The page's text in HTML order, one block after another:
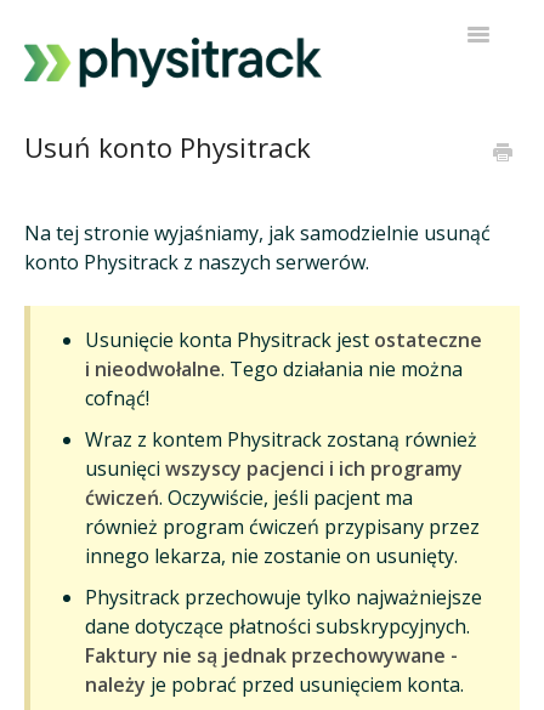
Przełącz
Kontakt z pomocą techniczną
Usuń konto Physitrack
Na tej stronie wyjaśniamy, jak samodzielnie usunąć
konto Physitrack z naszych serwerów.
Usunięcie konta Physitrack jest ostateczne
i nieodwołalne. Tego działania nie można
cofnąć!
Wraz z kontem Physitrack zostaną również
usunięci wszyscy pacjenci i ich programy
ćwiczeń. Oczywiście, jeśli pacjent ma
również program ćwiczeń przypisany przez
innego lekarza, nie zostanie on usunięty.
Physitrack przechowuje tylko najważniejsze
dane dotyczące płatności subskrypcyjnych.
Faktury nie są jednak przechowywane -
należy je pobrać przed usunięciem konta.